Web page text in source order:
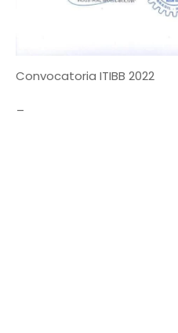
Convocatoria ITIBB 2022